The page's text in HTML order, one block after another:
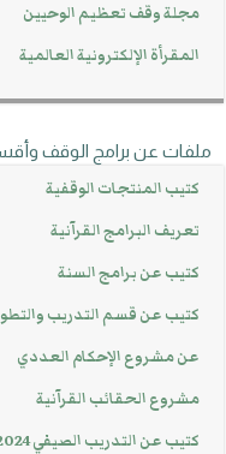
مجلة وقف تعظيم الوحيين
المقرأة الإلكترونية العالمية
ملفات عن برامج الوقف
كتيب المنتجات الوقفية
تعريف البرامج القرآنية
كتيب عن برامج السنة
كتيب عن قسم التدريب
عن مشروع الإحكام العددي
مشروع الحقائب القرآنية
كتيب عن التدريب الصيفي 2024